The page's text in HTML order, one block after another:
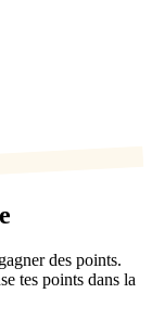
des points.
tes points dans la